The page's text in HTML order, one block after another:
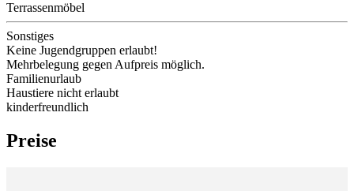
Terrassenmöbel
Sonstiges
Keine Jugendgruppen erlaubt!
Mehrbelegung gegen Aufpreis möglich.
Familienurlaub
Haustiere nicht erlaubt
kinderfreundlich
Preise